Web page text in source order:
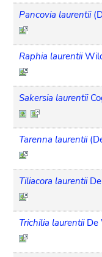
Pancovia laurentii
Raphia laurentii
Sakersia laurentii
Tarenna laurentii
Tiliacora laurentii
Trichilia laurentii De